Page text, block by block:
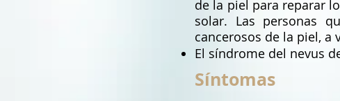
de la piel para reparar
solar. Las personas
cancerosos de la piel, a
El síndrome del nevus
Síntomas